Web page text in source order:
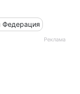
Федерация